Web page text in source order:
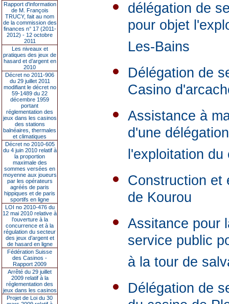
Rapport d'information
de M. François
TRUCY, fait au nom
de la commission des
finances n° 17 (2011-
2012) - 12 octobre
2011
Les niveaux et
pratiques des jeux de
hasard et d’argent en
2010
Décret no 2011-906
du 29 juillet 2011
modifiant le décret no
59-1489 du 22
décembre 1959
portant
réglementation des
jeux dans les casinos
des stations
balnéaires, thermales
et climatiques
Décret no 2010-605
du 4 juin 2010 relatif à
la proportion
maximale des
sommes versées en
moyenne aux joueurs
par les opérateurs
agréés de paris
hippiques et de paris
sportifs en ligne
LOI no 2010-476 du
12 mai 2010 relative à
l’ouverture à la
concurrence et à la
régulation du secteur
des jeux d’argent et
de hasard en ligne
Fédération Suisse
des Casinos -
Rapport 2009
Arrêté du 29 juillet
2009 relatif à la
réglementation des
jeux dans les casinos
Projet de Loi du 30
délégation de
pour objet
Les-Bains
Délégation de
Casino
Assistance à
d'une
l'exploitation du
Construction et
de Kourou
Assitance pour
service public
à la tour de
Délégation de